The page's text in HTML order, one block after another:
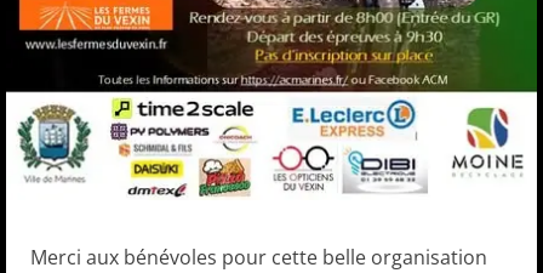
Merci aux bénévoles pour cette belle organisation